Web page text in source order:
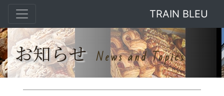
TRAIN BLEU
お知らせ News and Topics